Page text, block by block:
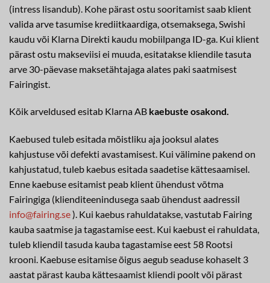
(intress lisandub). Kohe pärast ostu sooritamist saab klient
valida arve tasumise krediitkaardiga, otsemaksega, Swishi
kaudu või Klarna Direkti kaudu mobiilpanga ID-ga. Kui klient
pärast ostu makseviisi ei muuda, esitatakse kliendile tasuta
arve 30-päevase maksetähtajaga alates paki saatmisest
Fairingist.
Kõik arveldused esitab Klarna AB kaebuste osakond.
Kaebused tuleb esitada mõistliku aja jooksul alates
kahjustuse või defekti avastamisest. Kui välimine pakend on
kahjustatud, tuleb kaebus esitada saadetise kättesaamisel.
Enne kaebuse esitamist peab klient ühendust võtma
Fairingiga (klienditeenindusega saab ühendust aadressil
info@fairing.se). Kui kaebus rahuldatakse, vastutab Fairing
kauba saatmise ja tagastamise eest. Kui kaebust ei rahuldata,
tuleb kliendil tasuda kauba tagastamise eest 58 Rootsi
krooni. Kaebuse esitamise õigus aegub seaduse kohaselt 3
aastat pärast kauba kättesaamist kliendi poolt või pärast